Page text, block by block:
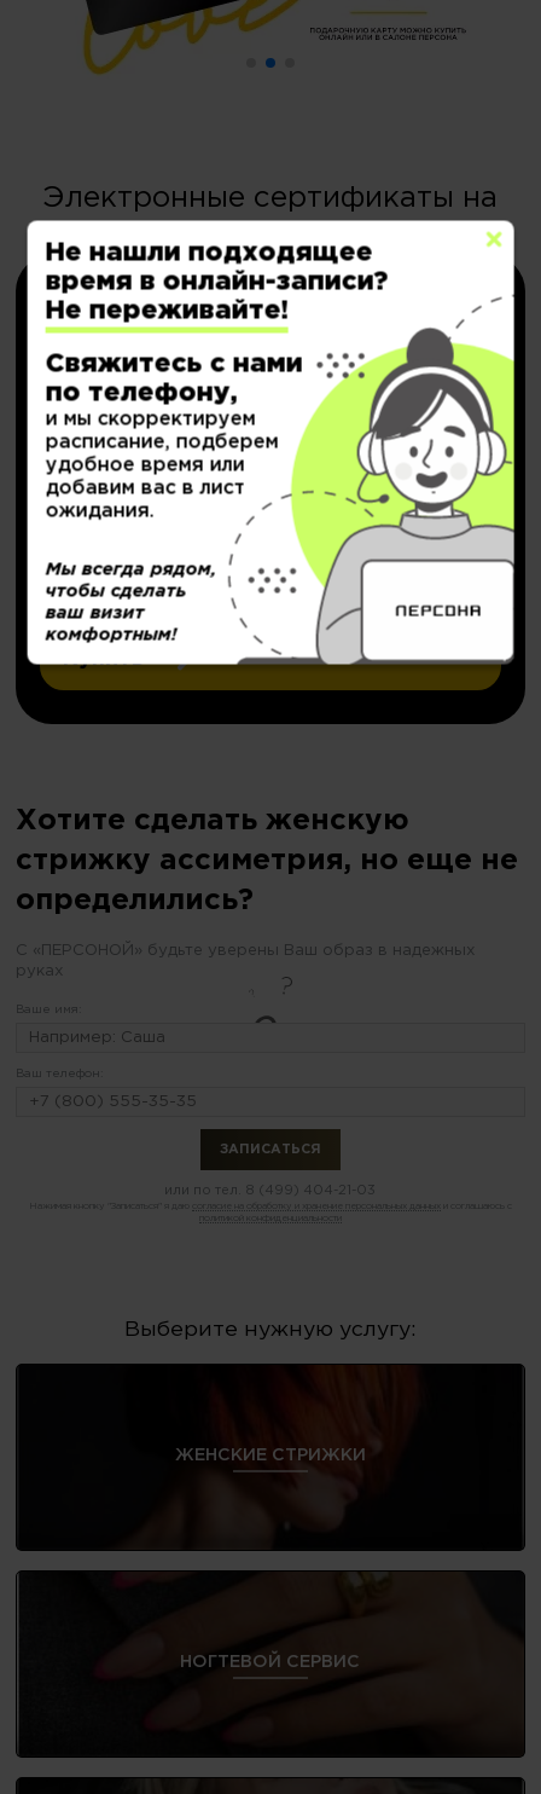
Электронные сертификаты на
НОВИНКА!
Персональный депозит
с кешбэком до 20.000₽
Подробнее..
Купить
Хотите сделать женскую
стрижку ассиметрия, но еще не
определились?
С «ПЕРСОНОЙ» будьте уверены Ваш образ в надежных
руках
Ваше имя:
Ваш телефон:
или по тел. 8 (499) 404-21-03
Нажимая кнопку "Записаться" я даю согласие на обработку и хранение персональных данных
политикой конфиденциальности
Выберите нужную услугу:
ЖЕНСКИЕ СТРИЖКИ
НОГТЕВОЙ СЕРВИС
Не нашли подходящее
время в онлайн-записи?
Не переживайте!
Свяжитесь с нами
по телефону,
и мы скорректируем
расписание, подберем
удобное время или
добавим вас в лист
ожидания.
Мы всегда рядом,
чтобы сделать
ваш визит
комфортным!